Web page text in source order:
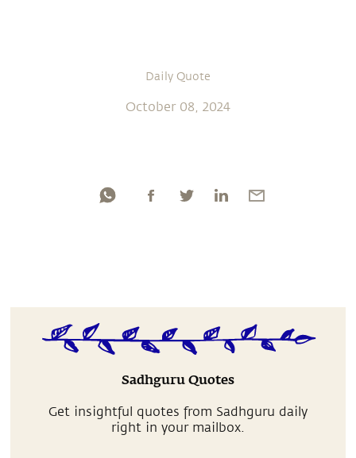
Daily Quote
October 08, 2024
Sadhguru Quotes
Get insightful quotes from Sadhguru daily
right in your mailbox.